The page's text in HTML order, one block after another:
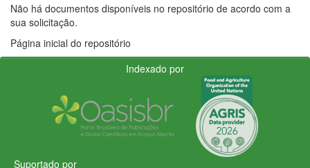
Não há documentos disponíveis no repositório de acordo com a
sua solicitação.
Página inicial do repositório
Indexado por
Suportado por